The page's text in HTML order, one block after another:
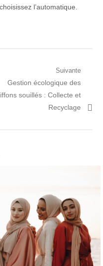
l’automatique.
Suivante
Prochain
article:
Gestion écologique des
souillés : Collecte et
Recyclage